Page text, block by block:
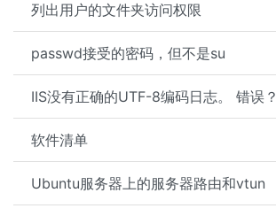
列出用户的文件夹访问权限
passwd接受的密码，但不是su
IIS没有正确的UTF-8编码日志。 错误？
软件清单
Ubuntu服务器上的服务器路由和vtun